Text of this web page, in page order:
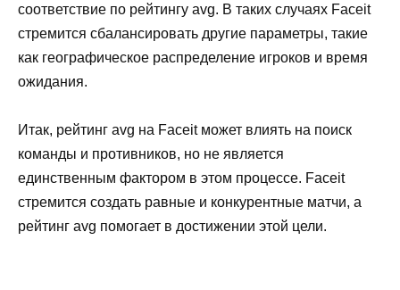
соответствие по рейтингу avg. В таких случаях Faceit
стремится сбалансировать другие параметры, такие
как географическое распределение игроков и время
ожидания.
Итак, рейтинг avg на Faceit может влиять на поиск
команды и противников, но не является
единственным фактором в этом процессе. Faceit
стремится создать равные и конкурентные матчи, а
рейтинг avg помогает в достижении этой цели.